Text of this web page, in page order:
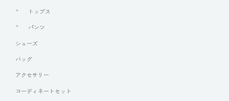
トップス
パンツ
シューズ
バッグ
アクセサリー
コーディネートセット